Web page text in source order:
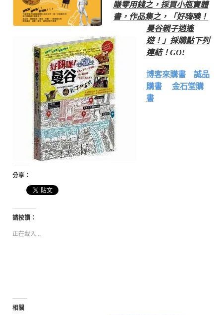
賺零用錢之，採買小瓶實體
書，作品集之，「好嗨噢！
曼谷親子逍遙
遊！」採購點下列
連結！GO!
博客來購書
誠品
購書
金石堂購
書
分享：
請按讚：
正在載入...
相關